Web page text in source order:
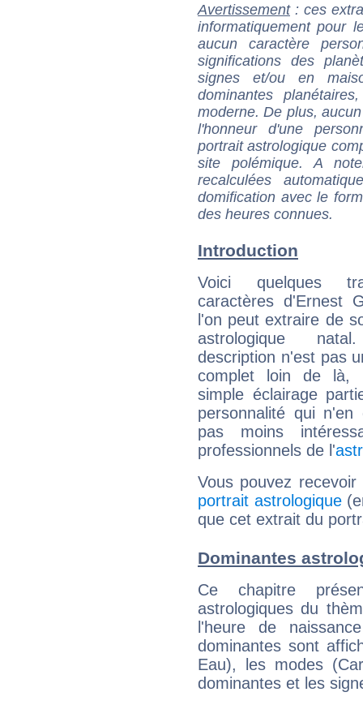
Avertissement: ces
informatiquement pour
aucun caractère
significations des
signes et/ou en
dominantes
moderne. De plus,
l'honneur d'une
portrait astrologique
site polémique. A
recalculées
domification avec le
des heures connues.
Introduction
Voici quelques
caractères d'Ernest
l'on peut extraire de
astrologique
description n'est pas
complet loin de là,
simple éclairage
personnalité qui n'en
pas moins
professionnels de l'
Vous pouvez
portrait astrologique
que cet extrait du
Dominantes
Ce chapitre
astrologiques du
l'heure de
dominantes sont
Eau), les modes
dominantes et les